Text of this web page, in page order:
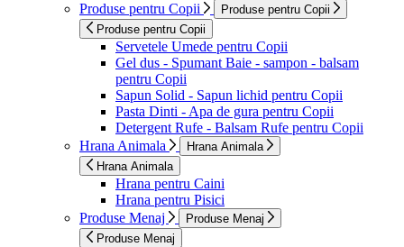
Produse pentru Copii
Produse pentru Copii
Produse pentru Copii
Servetele Umede pentru Copii
Gel dus - Spumant Baie - sampon - balsam
pentru Copii
Sapun Solid - Sapun lichid pentru Copii
Pasta Dinti - Apa de gura pentru Copii
Detergent Rufe - Balsam Rufe pentru Copii
Hrana Animala
Hrana Animala
Hrana Animala
Hrana pentru Caini
Hrana pentru Pisici
Produse Menaj
Produse Menaj
Produse Menaj